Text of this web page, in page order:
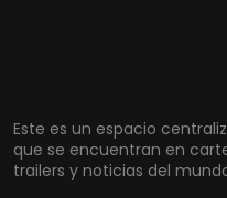
Este es un espacio
que se encuentran en
trailers y noticias del